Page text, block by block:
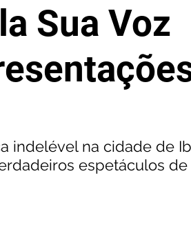
Sua Voz
indelével na cidade de
espetáculos